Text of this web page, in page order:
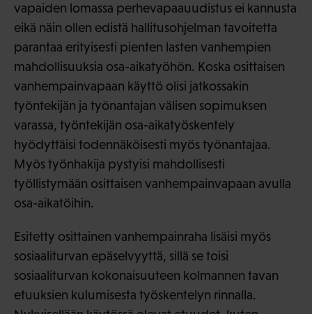
vapaiden lomassa perhevapaauudistus ei kannusta
eikä näin ollen edistä hallitusohjelman tavoitetta
parantaa erityisesti pienten lasten vanhempien
mahdollisuuksia osa-aikatyöhön. Koska osittaisen
vanhempainvapaan käyttö olisi jatkossakin
työntekijän ja työnantajan välisen sopimuksen
varassa, työntekijän osa-aikatyöskentely
hyödyttäisi todennäköisesti myös työnantajaa.
Myös työnhakija pystyisi mahdollisesti
työllistymään osittaisen vanhempainvapaan avulla
osa-aikatöihin.
Esitetty osittainen vanhempainraha lisäisi myös
sosiaaliturvan epäselvyyttä, sillä se toisi
sosiaaliturvan kokonaisuuteen kolmannen tavan
etuuksien kulumisesta työskentelyn rinnalla.